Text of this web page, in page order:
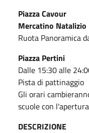
Piazza Cavour
Mercatino Natalizio
Ruota Panoramica
Piazza Pertini
Dalle 15:30 alle
Pista di pattinaggio
Gli orari
scuole con
DESCRIZIONE